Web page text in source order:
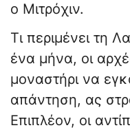
ο Μιτρόχιν.
Τι περιμένει τη
ένα μήνα, οι
μοναστήρι να
απάντηση, ας
Επιπλέον, οι